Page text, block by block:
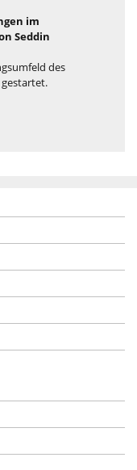
im
Seddin
des
gestartet.